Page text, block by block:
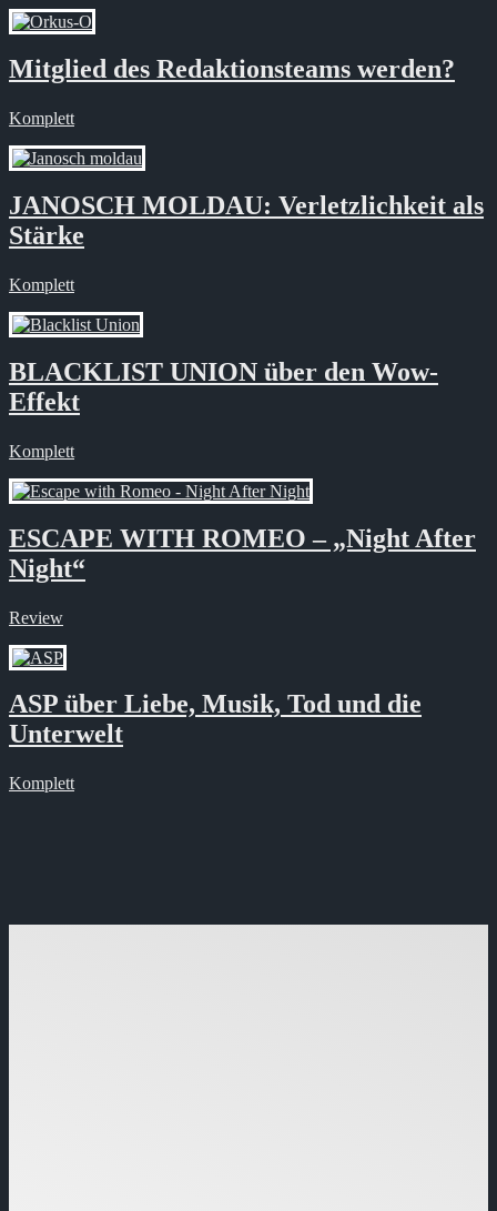
Mitglied des Redaktionsteams werden?
Komplett
JANOSCH MOLDAU: Verletzlichkeit als
Stärke
Komplett
BLACKLIST UNION über den Wow-
Effekt
Komplett
ESCAPE WITH ROMEO – „Night After
Night“
Review
ASP über Liebe, Musik, Tod und die
Unterwelt
Komplett